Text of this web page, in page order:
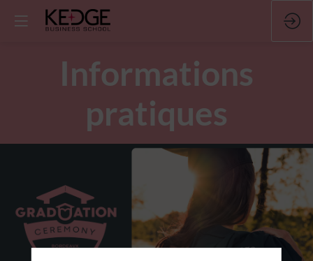
Informations
pratiques